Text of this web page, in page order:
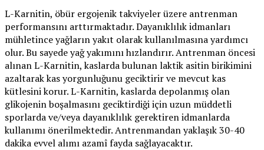
L-Karnitin, öbür ergojenik takviyeler üzere antrenman
performansını arttırmaktadır. Dayanıklılık idmanları
mühletince yağların yakıt olarak kullanılmasına yardımcı
olur. Bu sayede yağ yakımını hızlandırır. Antrenman öncesi
alınan L-Karnitin, kaslarda bulunan laktik asitin birikimini
azaltarak kas yorgunluğunu geciktirir ve mevcut kas
kütlesini korur. L-Karnitin, kaslarda depolanmış olan
glikojenin boşalmasını geciktirdiği için uzun müddetli
sporlarda ve/veya dayanıklılık gerektiren idmanlarda
kullanımı önerilmektedir. Antrenmandan yaklaşık 30-40
dakika evvel alımı azamî fayda sağlayacaktır.